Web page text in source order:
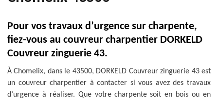
Pour vos travaux d’urgence sur charpente,
fiez-vous au couvreur charpentier DORKELD
Couvreur zinguerie 43.
À Chomelix, dans le 43500, DORKELD Couvreur zinguerie 43 est
un couvreur charpentier à contacter si vous avez des travaux
d’urgence à réaliser. Que votre charpente soit en bois ou en